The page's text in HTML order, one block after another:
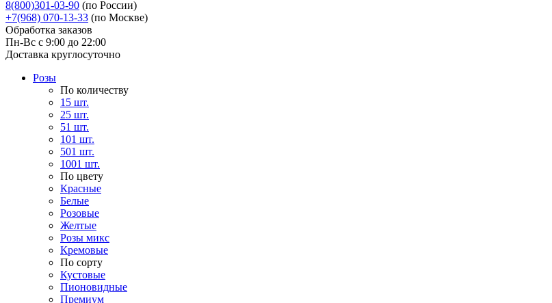
8(800)301-03-90 (по России)
+7(968) 070-13-33 (по Москве)
Обработка заказов
Пн-Вс с 9:00 до 22:00
Доставка круглосуточно
Розы
По количеству
15 шт.
25 шт.
51 шт.
101 шт.
501 шт.
1001 шт.
По цвету
Красные
Белые
Розовые
Желтые
Розы микс
Кремовые
По сорту
Кустовые
Пионовидные
Премиум